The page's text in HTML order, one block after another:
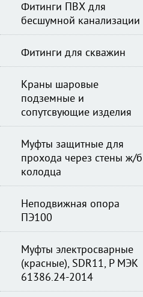
Фитинги ПВХ для
бесшумной канализации
Фитинги для скважин
Краны шаровые
подземные и
сопутсвующие изделия
Муфты защитные для
прохода через стены ж/б
колодца
Неподвижная опора
ПЭ100
Муфты электросварные
(красные), SDR11, Р МЭК
61386.24-2014